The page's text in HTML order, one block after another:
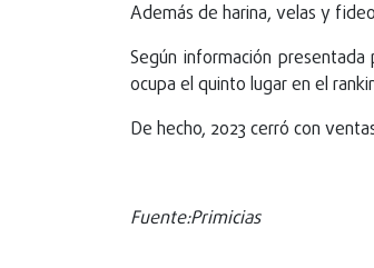
Además de harina, velas y
Según información
ocupa el quinto lugar en el
De hecho, 2023 cerró con
Fuente:Primicias